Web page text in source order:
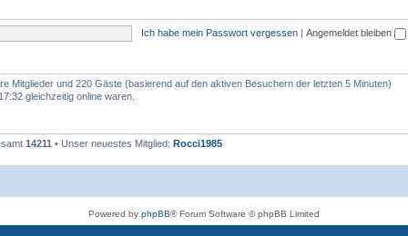
n
m
n
Ich habe mein Passwort vergessen | Angemeldet bleiben
Mitglieder und 220 Gäste (basierend auf den aktiven Besuchern der letzten 5 Minuten)
gleichzeitig online waren.
14211 • Unser neuestes Mitglied: Rocci1985
Powered by phpBB® Forum Software © phpBB Limited